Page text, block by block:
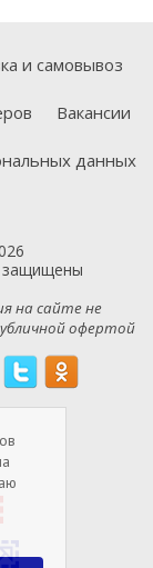
и самовывоз
Вакансии
данных
защищены
на сайте не
офертой